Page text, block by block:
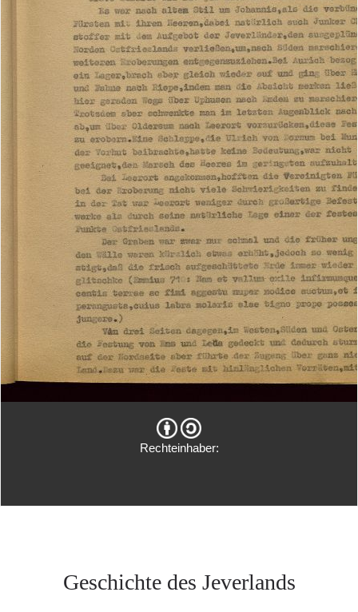
Rechteinhaber:
Geschichte des Jeverlands